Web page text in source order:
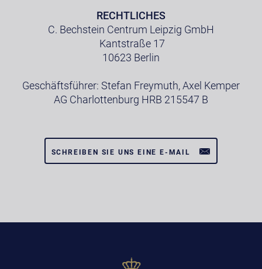
RECHTLICHES
C. Bechstein Centrum Leipzig GmbH
Kantstraße 17
10623 Berlin
Geschäftsführer: Stefan Freymuth, Axel Kemper
AG Charlottenburg HRB 215547 B
SCHREIBEN SIE UNS EINE E-MAIL